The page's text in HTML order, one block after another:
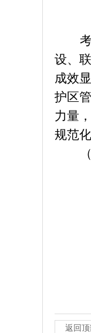
设、
成效
护区
力量
规范
返回顶